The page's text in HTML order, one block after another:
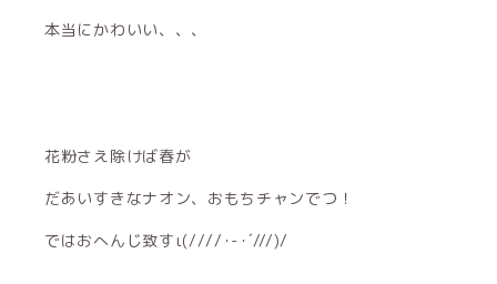
本当にかわいい、、、
花粉さえ除けば春が
だあいすきなナオン、おもちチャンでつ！
ではおへんじ致すι(////･-･´///)/